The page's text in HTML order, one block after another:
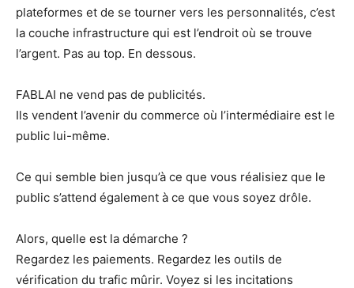
plateformes et de se tourner vers les personnalités, c’est
la couche infrastructure qui est l’endroit où se trouve
l’argent. Pas au top. En dessous.
FABLAI ne vend pas de publicités.
Ils vendent l’avenir du commerce où l’intermédiaire est le
public lui-même.
Ce qui semble bien jusqu’à ce que vous réalisiez que le
public s’attend également à ce que vous soyez drôle.
Alors, quelle est la démarche ?
Regardez les paiements. Regardez les outils de
vérification du trafic mûrir. Voyez si les incitations